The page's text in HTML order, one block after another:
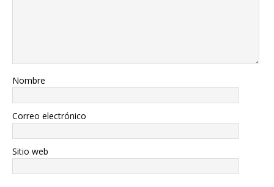
Nombre
Correo electrónico
Sitio web